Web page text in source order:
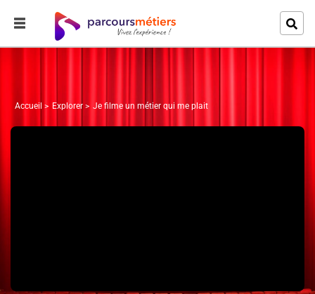
Accueil Explorer Je filme un métier qui me plait